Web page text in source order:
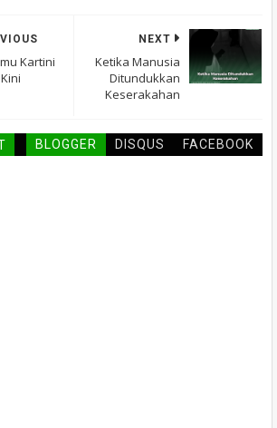
NEXT
Ketika Manusia
Ditundukkan
Keserakahan
Kartini
BLOGGER DISQUS FACEBOOK